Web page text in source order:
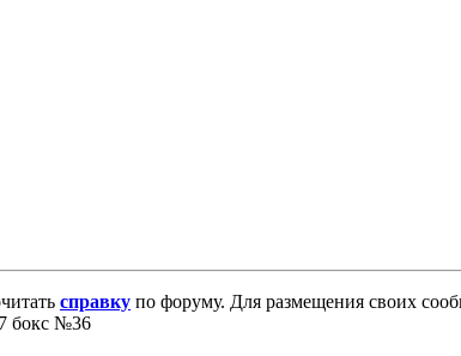
справку по форуму. Для размещения своих
бокс №36